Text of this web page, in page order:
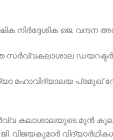
നിർദ്ദേശിക ജെ. വന്ദന
സർവ്വകലാശാല
മഹാവിദ്യാലയ പ്രമുഖ്
കലാശാലയുടെ മുൻ
വിജയകുമാർ